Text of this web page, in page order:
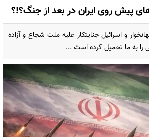
پیش روی ایران در بعد از جنگ؟!؟
و اسرائیل جنایتکار علیه ملت شجاع و آزاده
را به ما تحمیل کرده است ...